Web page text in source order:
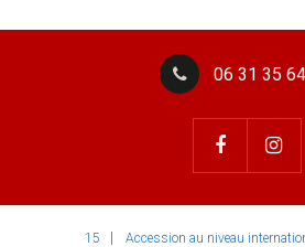
06 31 35
15 Accession au niveau